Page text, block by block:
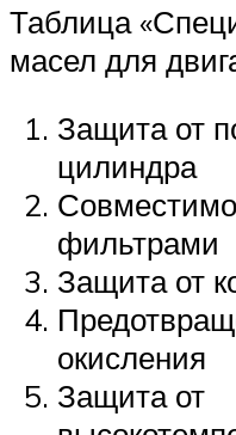
Таблица
масел для
Защита от
цилиндра
фильтрами
Защита от
окисления
Защита от